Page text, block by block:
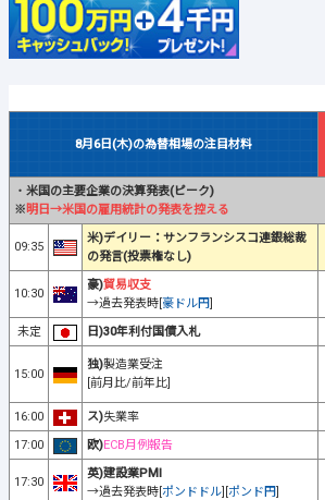
8月6日(木)の為替相場の注目材料
・ 米国の主要企業の決算発表(ピーク)
※明日→米国の雇用統計の発表を控える
09:35
米)デイリー：サンフランシスコ連銀総裁
の発言(投票権なし)
10:30
豪)貿易収支
→過去発表時[豪ドル円]
未定
日)30年利付国債入札
15:00
独)製造業受注
[前月比/前年比]
16:00
ス)失業率
17:00
欧)ECB月例報告
17:30
英)建設業PMI
→過去発表時[ポンドドル][ポンド円]